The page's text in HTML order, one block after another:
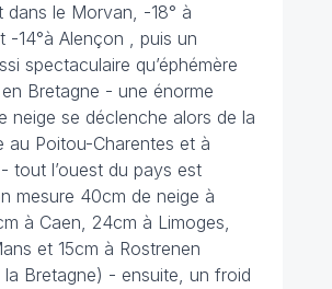
dans le Morvan, -18° à
-14°à Alençon , puis un
spectaculaire qu’éphémère
Bretagne - une énorme
neige se déclenche alors de la
au Poitou-Charentes et à
- tout l’ouest du pays est
mesure 40cm de neige à
à Caen, 24cm à Limoges,
et 15cm à Rostrenen
la Bretagne) - ensuite, un froid